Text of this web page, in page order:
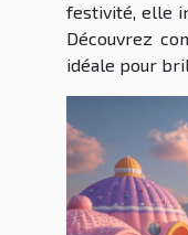
festivité, elle
Découvrez
idéale pour